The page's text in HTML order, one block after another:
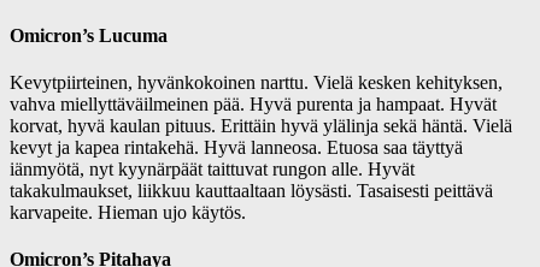
Omicron’s Lucuma
Kevytpiirteinen, hyvänkokoinen narttu. Vielä kesken kehityksen,
vahva miellyttäväilmeinen pää. Hyvä purenta ja hampaat. Hyvät
korvat, hyvä kaulan pituus. Erittäin hyvä ylälinja sekä häntä. Vielä
kevyt ja kapea rintakehä. Hyvä lanneosa. Etuosa saa täyttyä
iänmyötä, nyt kyynärpäät taittuvat rungon alle. Hyvät
takakulmaukset, liikkuu kauttaaltaan löysästi. Tasaisesti peittävä
karvapeite. Hieman ujo käytös.
Omicron’s Pitahaya